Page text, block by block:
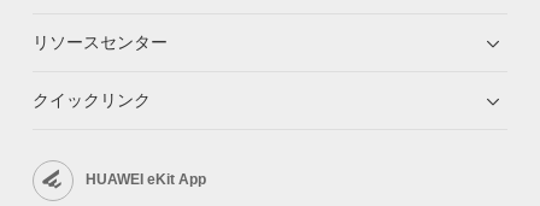
リソースセンター
クイックリンク
HUAWEI eKit App